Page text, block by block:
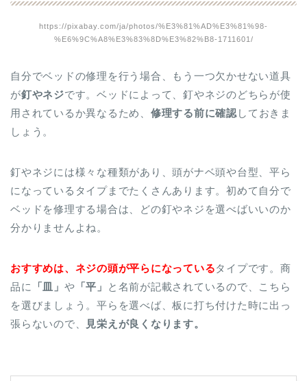
https://pixabay.com/ja/photos/%E3%81%AD%E3%81%98-
%E6%9C%A8%E3%83%8D%E3%82%B8-1711601/
自分でベッドの修理を行う場合、もう一つ欠かせない道具
が釘やネジです。ベッドによって、釘やネジのどちらが使
用されているか異なるため、 修理する前に確認 しておきま
しょう。
釘やネジには様々な種類があり、頭がナベ頭や台型、平ら
になっているタイプまでたくさんあります。初めて自分で
ベッドを修理する場合は、どの釘やネジを選べばいいのか
分かりませんよね。
おすすめは、ネジの頭が平らになっているタイプです。商
品に
「皿」 や 「平」
と名前が記載されているので、こちら
を選びましょう。平らを選べば、板に打ち付けた時に出っ
張らないので、
見栄えが良くなります。